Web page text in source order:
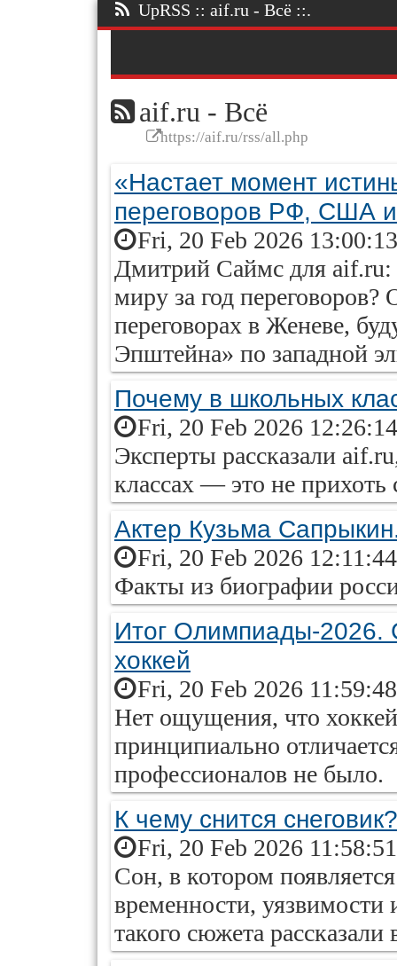
UpRSS :: aif.ru - Всё ::.
aif.ru - Всё
https://aif.ru/rss/all.php
«Настает момент
переговоров РФ, США
Fri, 20 Feb 2026
Дмитрий Саймс для
миру за год
переговорах в Женеве,
Эпштейна» по западной
Почему в школьных
Fri, 20 Feb 2026
Эксперты рассказали
классах — это не прихоть
Актер Кузьма
Fri, 20 Feb 2026
Факты из биографии
Итог Олимпиады-2026.
хоккей
Fri, 20 Feb 2026
Нет ощущения, что
принципиально
профессионалов не было.
К чему снится снеговик?
Fri, 20 Feb 2026
Сон, в котором
временности, уязвимости
такого сюжета рассказали